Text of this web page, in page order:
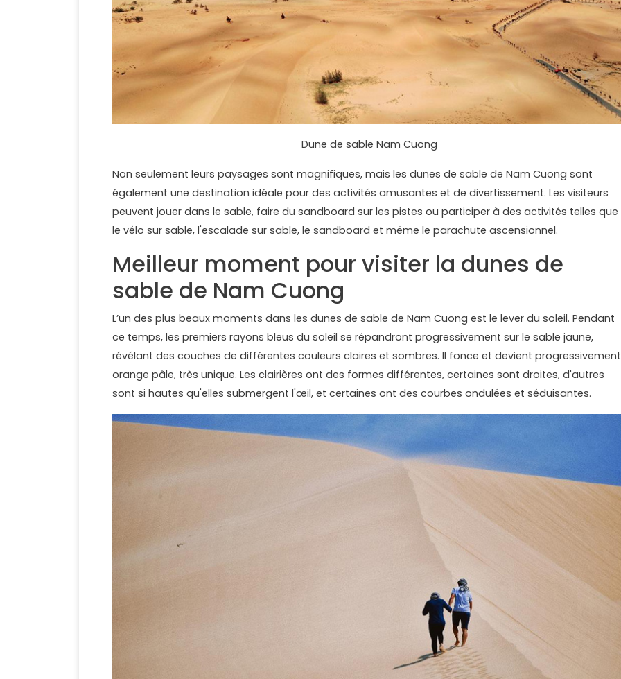
Dune de sable Nam Cuong
Non seulement leurs paysages sont magnifiques, mais les dunes de sable de Nam Cuong sont
également une destination idéale pour des activités amusantes et de divertissement. Les visiteurs
peuvent jouer dans le sable, faire du sandboard sur les pistes ou participer à des activités telles que
le vélo sur sable, l'escalade sur sable, le sandboard et même le parachute ascensionnel.
Meilleur moment pour visiter la dunes de
sable de Nam Cuong
L’un des plus beaux moments dans les dunes de sable de Nam Cuong est le lever du soleil. Pendant
ce temps, les premiers rayons bleus du soleil se répandront progressivement sur le sable jaune,
révélant des couches de différentes couleurs claires et sombres. Il fonce et devient progressivement
orange pâle, très unique. Les clairières ont des formes différentes, certaines sont droites, d'autres
sont si hautes qu'elles submergent l'œil, et certaines ont des courbes ondulées et séduisantes.